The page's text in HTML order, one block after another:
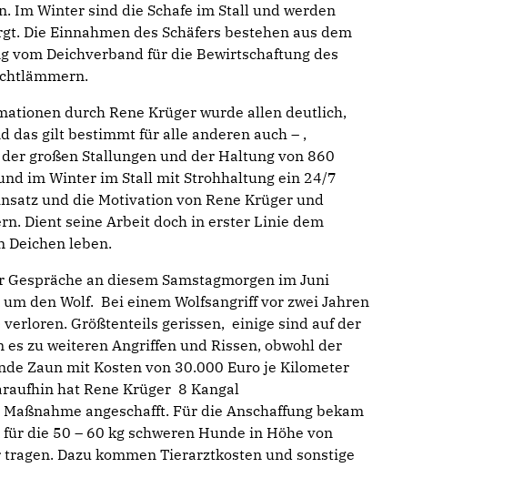
Im Winter sind die Schafe im Stall und werden
Die Einnahmen des Schäfers bestehen aus dem
vom Deichverband für die Bewirtschaftung des
durch Rene Krüger wurde allen deutlich,
das gilt bestimmt für alle anderen auch – ,
großen Stallungen und der Haltung von 860
im Winter im Stall mit Strohhaltung ein 24/7
und die Motivation von Rene Krüger und
Dient seine Arbeit doch in erster Linie dem
Deichen leben.
an diesem Samstagmorgen im Juni
den Wolf. Bei einem Wolfsangriff vor zwei Jahren
verloren. Größtenteils gerissen, einige sind auf der
zu weiteren Angriffen und Rissen, obwohl der
Zaun mit Kosten von 30.000 Euro je Kilometer
hat Rene Krüger 8 Kangal
angeschafft. Für die Anschaffung bekam
die 50 – 60 kg schweren Hunde in Höhe von
Dazu kommen Tierarztkosten und sonstige